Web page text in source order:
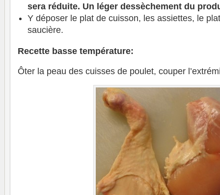
sera réduite. Un léger dessèchement du
Y déposer le plat de cuisson, les assiettes, le
saucière.
Recette basse température:
Ôter la peau des cuisses de poulet, couper